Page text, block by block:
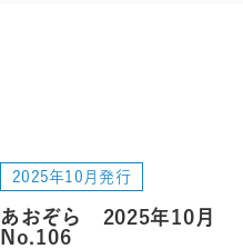
2025年10月発行
あおぞら 2025年10月
No.106